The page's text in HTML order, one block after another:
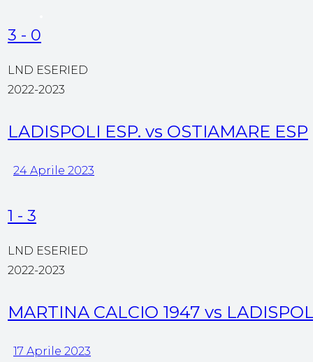
3 - 0
LND ESERIED
2022-2023
LADISPOLI ESP. vs OSTIAMARE ESP
24 Aprile 2023
1 - 3
LND ESERIED
2022-2023
MARTINA CALCIO 1947 vs
17 Aprile 2023